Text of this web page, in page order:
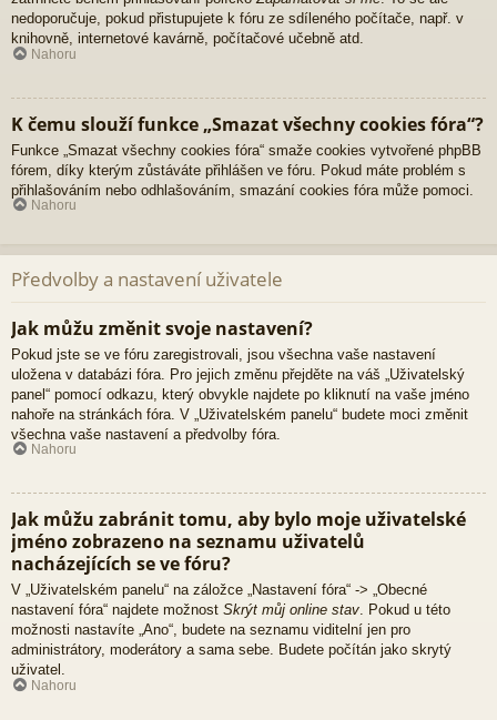
nedoporučuje, pokud přistupujete k fóru ze sdíleného počítače, např. v
knihovně, internetové kavárně, počítačové učebně atd.
Nahoru
K čemu slouží funkce „Smazat všechny cookies fóra“?
Funkce „Smazat všechny cookies fóra“ smaže cookies vytvořené phpBB
fórem, díky kterým zůstáváte přihlášen ve fóru. Pokud máte problém s
přihlašováním nebo odhlašováním, smazání cookies fóra může pomoci.
Nahoru
Předvolby a nastavení uživatele
Jak můžu změnit svoje nastavení?
Pokud jste se ve fóru zaregistrovali, jsou všechna vaše nastavení
uložena v databázi fóra. Pro jejich změnu přejděte na váš „Uživatelský
panel“ pomocí odkazu, který obvykle najdete po kliknutí na vaše jméno
nahoře na stránkách fóra. V „Uživatelském panelu“ budete moci změnit
všechna vaše nastavení a předvolby fóra.
Nahoru
Jak můžu zabránit tomu, aby bylo moje uživatelské
jméno zobrazeno na seznamu uživatelů
nacházejících se ve fóru?
V „Uživatelském panelu“ na záložce „Nastavení fóra“ -> „Obecné
nastavení fóra“ najdete možnost Skrýt můj online stav. Pokud u této
možnosti nastavíte „Ano“, budete na seznamu viditelní jen pro
administrátory, moderátory a sama sebe. Budete počítán jako skrytý
uživatel.
Nahoru